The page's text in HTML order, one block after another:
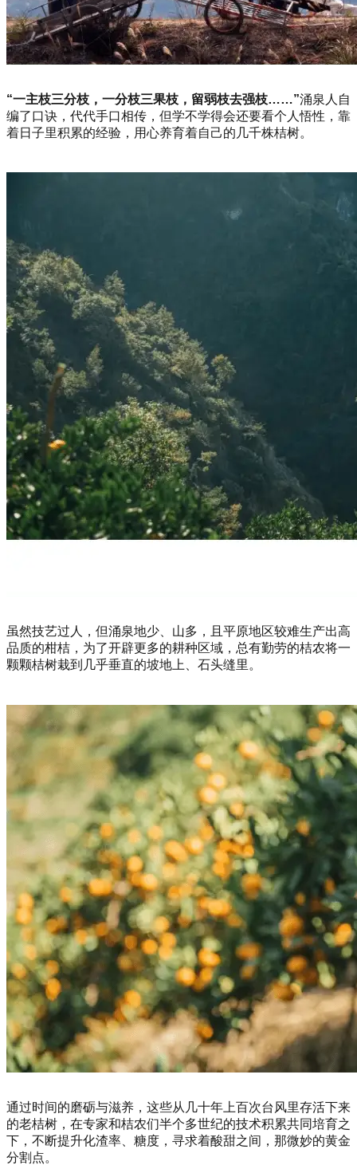
“一主枝三分枝，一分枝三果枝，留弱枝去强枝……”涌泉人自
编了口诀，代代手口相传，但学不学得会还要看个人悟性，靠
着日子里积累的经验，用心养育着自己的几千株桔树。
虽然技艺过人，但涌泉地少、山多，且平原地区较难生产出高
品质的柑桔，为了开辟更多的耕种区域，总有勤劳的桔农将一
颗颗桔树栽到几乎垂直的坡地上、石头缝里。
通过时间的磨砺与滋养，这些从几十年上百次台风里存活下来
的老桔树，在专家和桔农们半个多世纪的技术积累共同培育之
下，不断提升化渣率、糖度，寻求着酸甜之间，那微妙的黄金
分割点。